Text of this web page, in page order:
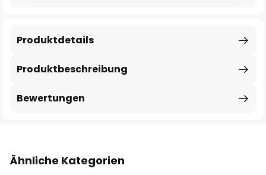
Produktbeschreibung
Produktdetails
Bewertungen
Ähnliche Kategorien